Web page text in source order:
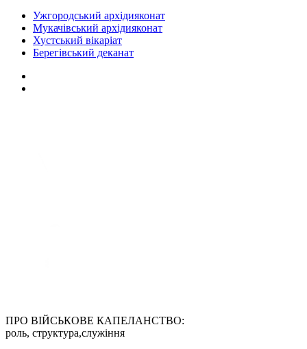
Ужгородський архідияконат
Мукачівський архідияконат
Хустський вікаріат
Берегівський деканат
ПРО ВІЙСЬКОВЕ КАПЕЛАНСТВО:
роль, структура,служіння